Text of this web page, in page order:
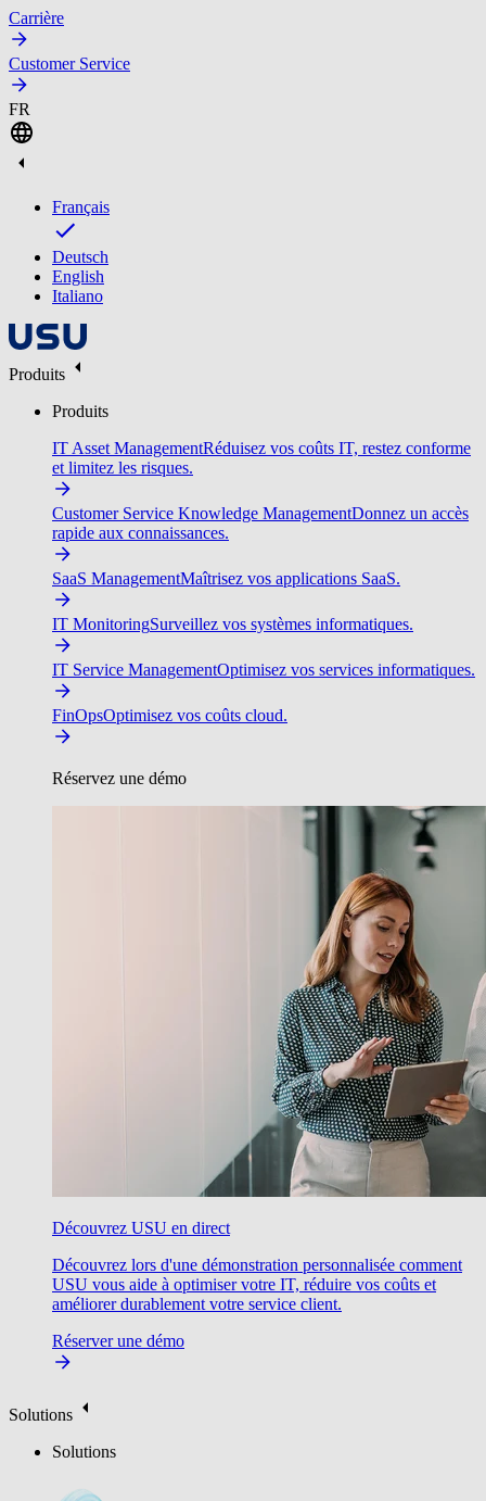
Carrière
Customer Service
FR
Français
Deutsch
English
Italiano
Produits
Produits
IT Asset ManagementRéduisez vos coûts IT, restez conforme
et limitez les risques.
Customer Service Knowledge ManagementDonnez un accès
rapide aux connaissances.
SaaS ManagementMaîtrisez vos applications SaaS.
IT MonitoringSurveillez vos systèmes informatiques.
IT Service ManagementOptimisez vos services informatiques.
FinOpsOptimisez vos coûts cloud.
Réservez une démo
Découvrez USU en direct
Découvrez lors d'une démonstration personnalisée comment
USU vous aide à optimiser votre IT, réduire vos coûts et
améliorer durablement votre service client.
Réserver une démo
Solutions
Solutions